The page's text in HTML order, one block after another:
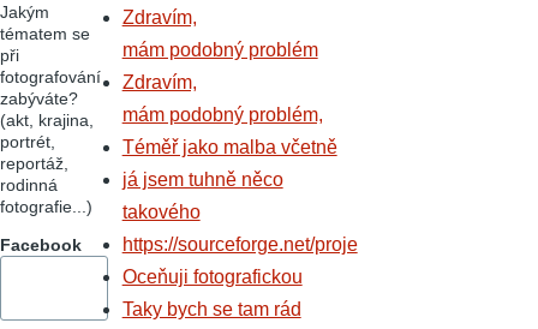
Jakým
tématem se
při
fotografování
zabýváte?
(akt, krajina,
portrét,
reportáž,
rodinná
fotografie...)
Facebook
Zdravím,
mám podobný problém
Zdravím,
mám podobný problém,
Téměř jako malba včetně
já jsem tuhně něco
takového
https://sourceforge.net/proje
Oceňuji fotografickou
Taky bych se tam rád